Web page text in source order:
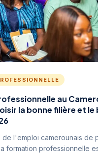
au
la bonne filière et le
de l'emploi camerounais de
formation professionnelle